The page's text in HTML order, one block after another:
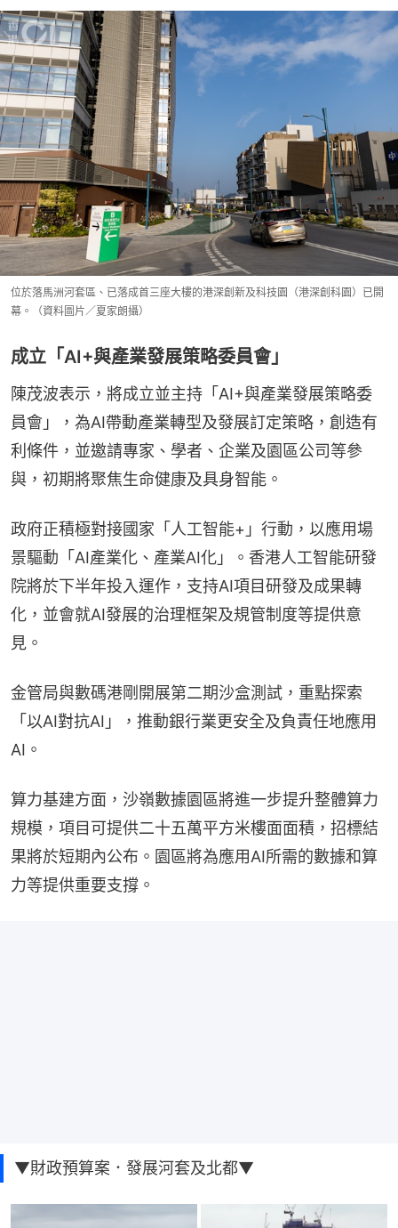
位於落馬洲河套區、已落成首三座大樓的港深創新及科技園（港深創科園）已開
幕。（資料圖片／夏家朗攝）
成立「AI+與產業發展策略委員會」
陳茂波表示，將成立並主持「AI+與產業發展策略委
員會」，為AI帶動產業轉型及發展訂定策略，創造有
利條件，並邀請專家、學者、企業及園區公司等參
與，初期將聚焦生命健康及具身智能。
政府正積極對接國家「人工智能+」行動，以應用場
景驅動「AI產業化、產業AI化」。香港人工智能研發
院將於下半年投入運作，支持AI項目研發及成果轉
化，並會就AI發展的治理框架及規管制度等提供意
見。
金管局與數碼港剛開展第二期沙盒測試，重點探索
「以AI對抗AI」，推動銀行業更安全及負責任地應用
AI。
算力基建方面，沙嶺數據園區將進一步提升整體算力
規模，項目可提供二十五萬平方米樓面面積，招標結
果將於短期內公布。園區將為應用AI所需的數據和算
力等提供重要支撐。
▼財政預算案．發展河套及北都▼